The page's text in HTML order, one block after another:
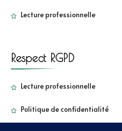
Lecture professionnelle
Respect RGPD
Lecture professionnelle
Politique de confidentialité